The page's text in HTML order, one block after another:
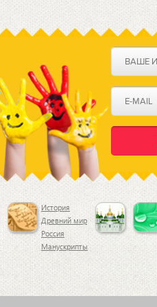
лабораторий мира
продолжают
настойчивый поиск
эффективных средств
История
Древний мир
Россия
Манускрипты